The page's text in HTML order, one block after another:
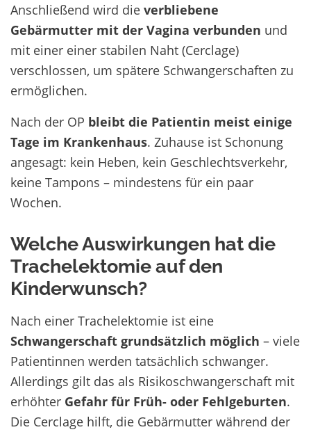
Anschließend wird die verbliebene
Gebärmutter mit der Vagina verbunden und
mit einer einer stabilen Naht (Cerclage)
verschlossen, um spätere Schwangerschaften zu
ermöglichen.
Nach der OP bleibt die Patientin meist einige
Tage im Krankenhaus. Zuhause ist Schonung
angesagt: kein Heben, kein Geschlechtsverkehr,
keine Tampons – mindestens für ein paar
Wochen.
Welche Auswirkungen hat die
Trachelektomie auf den
Kinderwunsch?
Nach einer Trachelektomie ist eine
Schwangerschaft grundsätzlich möglich – viele
Patientinnen werden tatsächlich schwanger.
Allerdings gilt das als Risikoschwangerschaft mit
erhöhter Gefahr für Früh- oder Fehlgeburten.
Die Cerclage hilft, die Gebärmutter während der